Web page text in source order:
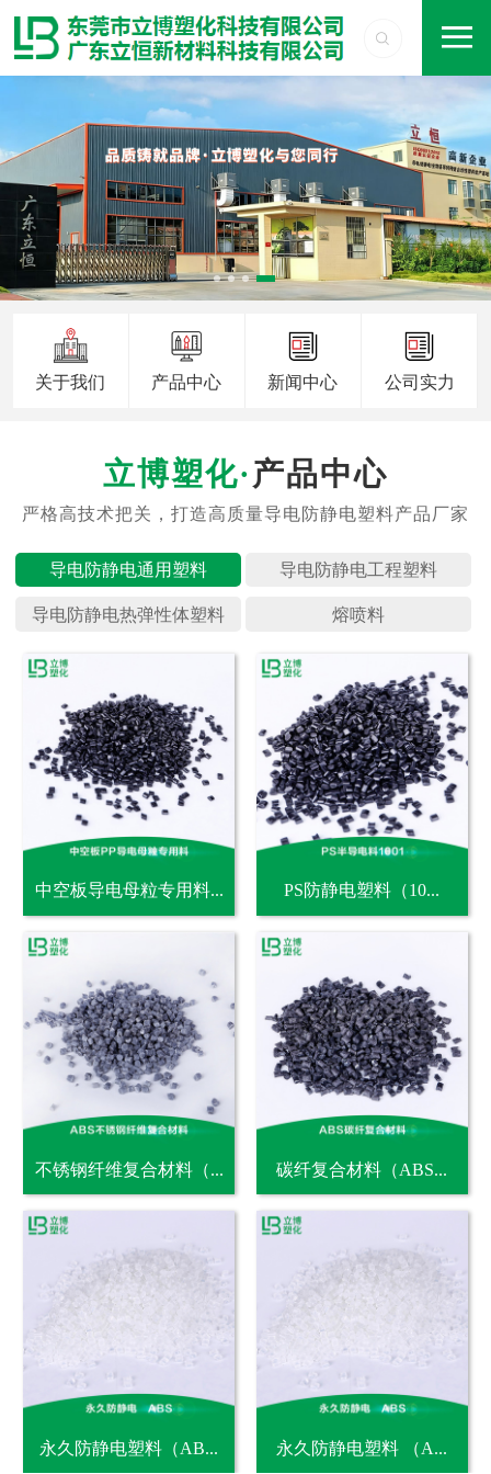
关于我们 产品中心 新闻中心 公司实力
产品中心
导电防静 导电防静
导电防静 熔喷料
中空板导电母粒专用料... PS防静电塑料（10...
不锈钢纤维复合材料（... 碳纤复合材料（ABS...
永久防静电塑料（AB... 永久防静电塑料 （A...